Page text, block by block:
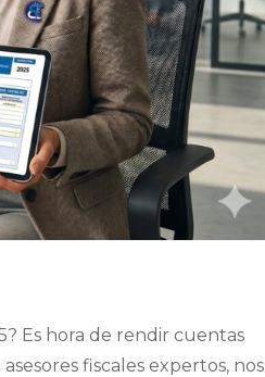
Es hora de rendir cuentas
fiscales expertos, nos